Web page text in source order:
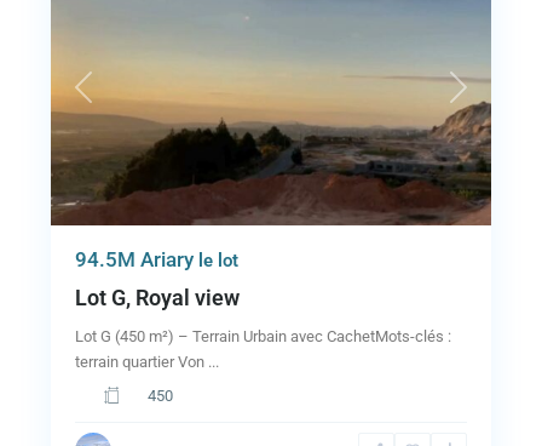
Previous Next
94.5M Ariary le lot
Lot G, Royal view
Lot G (450 m²) – Terrain Urbain avec CachetMots-clés :
terrain quartier Von ...
450